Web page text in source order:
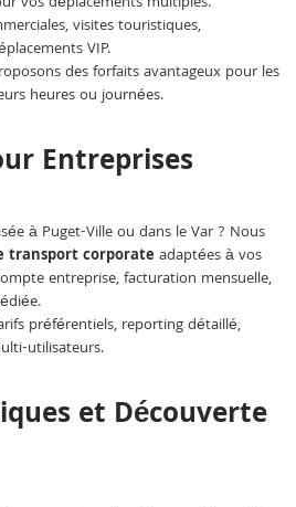
visites touristiques,
VIP.
des forfaits avantageux pour les
heures ou journées.
Entreprises
à Puget-Ville ou dans le Var ? Nous
transport corporateadaptées à vos
entreprise, facturation mensuelle,
préférentiels, reporting détaillé,
utilisateurs.
et Découverte